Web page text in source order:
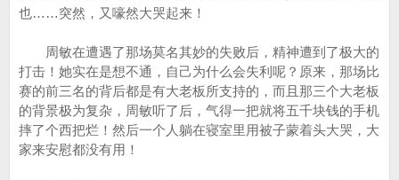
也……突然，又嚎然大哭起来！
周敏在遭遇了那场莫名其妙的失败后，精神遭到了极大的
打击！她实在是想不通，自己为什么会失利呢？原来，那场比
赛的前三名的背后都是有大老板所支持的，而且那三个大老板
的背景极为复杂，周敏听了后，气得一把就将五千块钱的手机
摔了个西把烂！然后一个人躺在寝室里用被子蒙着头大哭，大
家来安慰都没有用！